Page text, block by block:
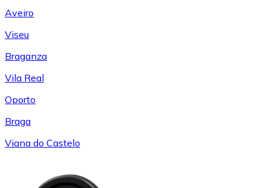
Aveiro
Viseu
Braganza
Vila Real
Oporto
Braga
Viana do Castelo